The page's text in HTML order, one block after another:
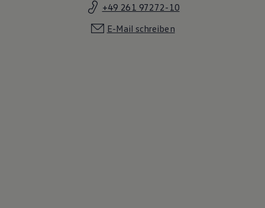
+49 261 97272-10
E-Mail schreiben